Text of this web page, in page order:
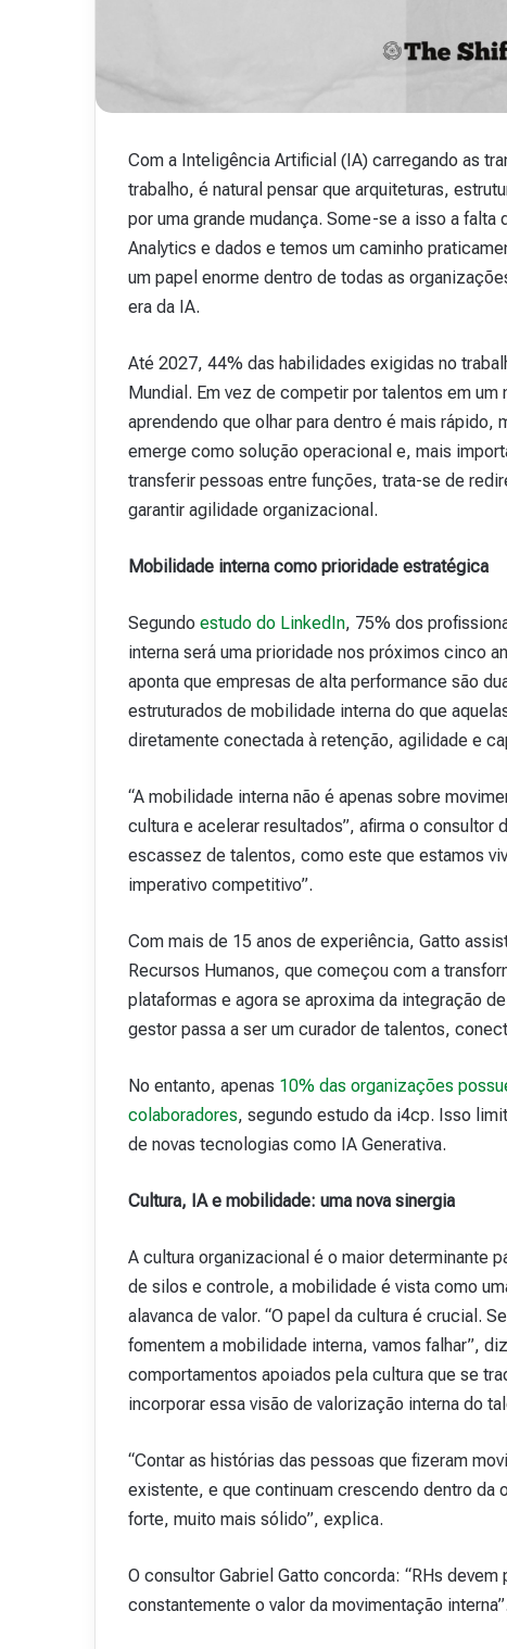
Com a Inteligência Artificial (IA) carregando as
trabalho, é natural pensar que arquiteturas,
por uma grande mudança. Some-se a isso a
Analytics e dados e temos um caminho
um papel enorme dentro de todas as
era da IA.
Até 2027, 44% das habilidades exigidas no
Mundial. Em vez de competir por talentos em
aprendendo que olhar para dentro é mais
emerge como solução operacional e, mais
transferir pessoas entre funções, trata-se de
garantir agilidade organizacional.
Mobilidade interna como prioridade estratégica
Segundo estudo do LinkedIn, 75% dos
interna será uma prioridade nos próximos cinco
aponta que empresas de alta performance são
estruturados de mobilidade interna do que
diretamente conectada à retenção, agilidade e
“A mobilidade interna não é apenas sobre
cultura e acelerar resultados”, afirma o consultor
escassez de talentos, como este que estamos
imperativo competitivo”.
Com mais de 15 anos de experiência, Gatto
Recursos Humanos, que começou com a
plataformas e agora se aproxima da integração
gestor passa a ser um curador de talentos,
No entanto, apenas 10% das organizações
colaboradores, segundo estudo da i4cp. Isso
de novas tecnologias como IA Generativa.
Cultura, IA e mobilidade: uma nova sinergia
A cultura organizacional é o maior determinante
de silos e controle, a mobilidade é vista como
alavanca de valor. “O papel da cultura é crucial.
fomentem a mobilidade interna, vamos falhar”,
comportamentos apoiados pela cultura que se
incorporar essa visão de valorização interna do
“Contar as histórias das pessoas que fizeram
existente, e que continuam crescendo dentro da
forte, muito mais sólido”, explica.
O consultor Gabriel Gatto concorda: “RHs
constantemente o valor da movimentação interna”.